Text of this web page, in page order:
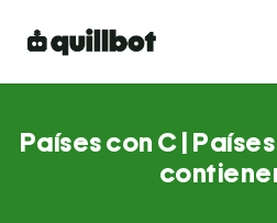
Países con C |